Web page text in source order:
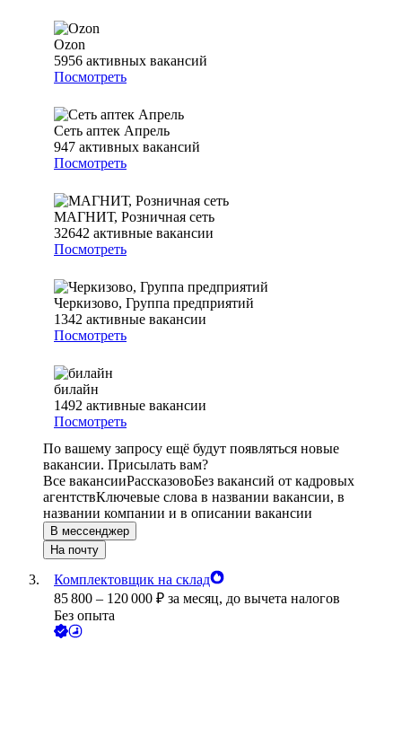
Ozon
5956 активных вакансий
Посмотреть
Сеть аптек Апрель
947 активных вакансий
Посмотреть
МАГНИТ, Розничная сеть
32642 активные вакансии
Посмотреть
Черкизово, Группа предприятий
1342 активные вакансии
Посмотреть
билайн
1492 активные вакансии
Посмотреть
По вашему запросу ещё будут появляться новые
вакансии. Присылать вам?
Все вакансииРассказовоБез вакансий от кадровых
агентствКлючевые слова в названии вакансии, в
названии компании и в описании вакансии
В мессенджер
На почту
Комплектовщик на склад
85 800 – 120 000 ₽ за месяц, до вычета налогов
Без опыта